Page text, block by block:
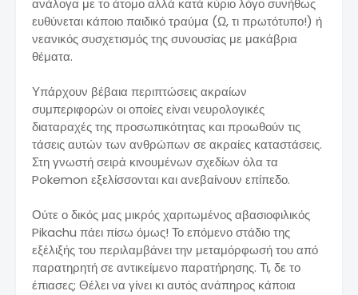
ευθύνεται κάποιο παιδικό τραύμα (Ω, τι πρωτότυπο!) ή
νεανικός συσχετισμός της συνουσίας με μακάβρια
θέματα.
Υπάρχουν βέβαια περιπτώσεις ακραίων
συμπεριφορών οι οποίες είναι νευρολογικές
διαταραχές της προσωπικότητας και προωθούν τις
τάσεις αυτών των ανθρώπων σε ακραίες καταστάσεις.
Στη γνωστή σειρά κινουμένων σχεδίων όλα τα
Pokemon εξελίσσονται και ανεβαίνουν επίπεδο.
Ούτε ο δικός μας μικρός χαριτωμένος αβασιοφιλικός
Pikachu πάει πίσω όμως! Το επόμενο στάδιο της
εξέλιξής του περιλαμβάνει την μεταμόρφωσή του από
παρατηρητή σε αντικείμενο παρατήρησης. Τι, δε το
έπιασες; Θέλει να γίνει κι αυτός ανάπηρος κάποια